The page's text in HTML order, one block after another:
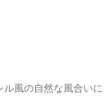
風の自然な風合いに